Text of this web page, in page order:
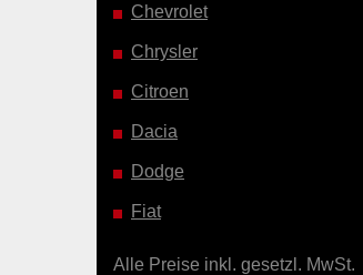
Chevrolet
Chrysler
Citroen
Dacia
Dodge
Fiat
Alle Preise inkl. gesetzl. MwSt.